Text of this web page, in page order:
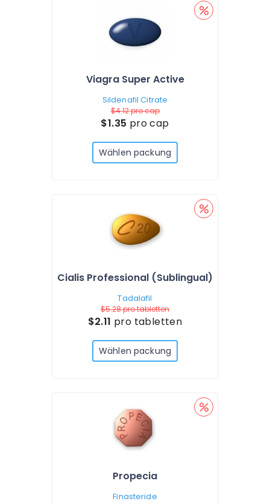
Viagra Super Active
Sildenafil Citrate
$4.12pro cap
$1.35 pro cap
Wählen packung
Cialis Professional (Sublingual)
Tadalafil
$5.28pro tabletten
$2.11 pro tabletten
Wählen packung
Propecia
Finasteride